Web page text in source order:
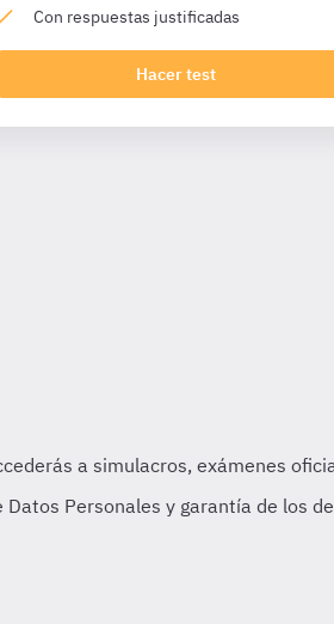
Con respuestas justificadas
Hacer test
Personales y garantía de los